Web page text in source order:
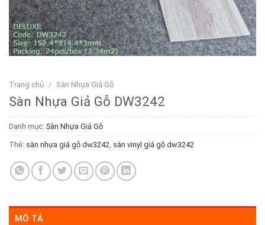
Trang chủ / Sàn Nhựa Giả Gỗ
Sàn Nhựa Giả Gỗ DW3242
Danh mục: Sàn Nhựa Giả Gỗ
Thẻ: sàn nhựa giả gỗ dw3242, sàn vinyl giả gỗ dw3242
MÔ TẢ